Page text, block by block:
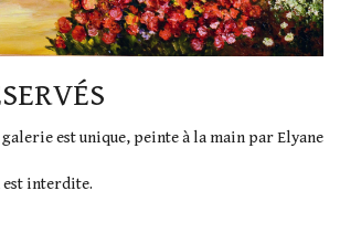
galerie est unique, peinte à la main par Elyane
interdite.